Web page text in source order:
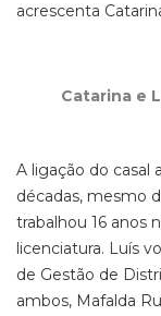
acrescenta
Catarina e
A ligação do casal
décadas, mesmo
trabalhou 16 anos
licenciatura. Luís
de Gestão de
ambos, Mafalda